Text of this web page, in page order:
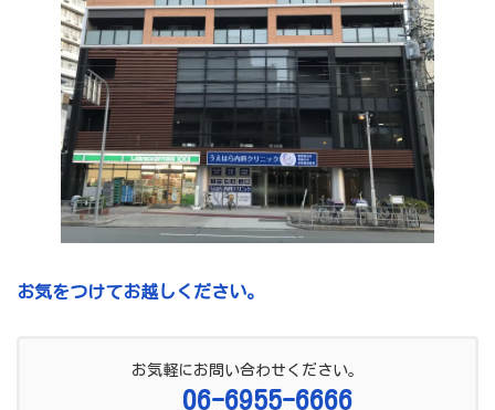
お気をつけてお越しください。
お気軽にお問い合わせください。
06-6955-6666